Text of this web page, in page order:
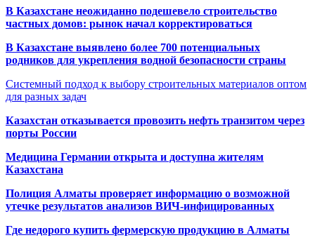
В Казахстане неожиданно подешевело строительство
частных домов: рынок начал корректироваться
В Казахстане выявлено более 700 потенциальных
родников для укрепления водной безопасности страны
Системный подход к выбору строительных материалов оптом
для разных задач
Казахстан отказывается провозить нефть транзитом через
порты России
Медицина Германии открыта и доступна жителям
Казахстана
Полиция Алматы проверяет информацию о возможной
утечке результатов анализов ВИЧ-инфицированных
Где недорого купить фермерскую продукцию в Алматы